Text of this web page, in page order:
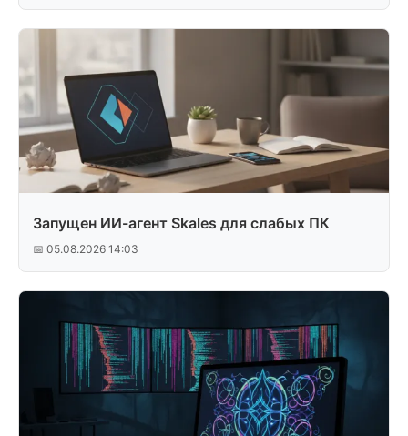
Запущен ИИ-агент Skales для слабых ПК
📅 05.08.2026 14:03